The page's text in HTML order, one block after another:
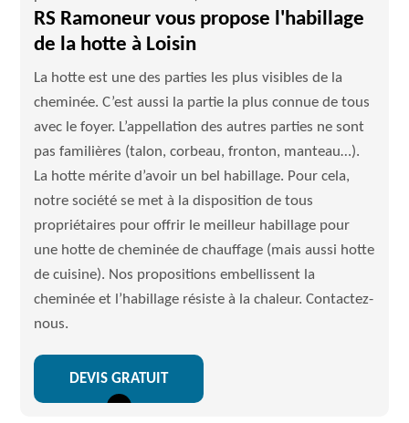
RS Ramoneur vous propose l'habillage
de la hotte à Loisin
La hotte est une des parties les plus visibles de la
cheminée. C’est aussi la partie la plus connue de tous
avec le foyer. L’appellation des autres parties ne sont
pas familières (talon, corbeau, fronton, manteau…).
La hotte mérite d’avoir un bel habillage. Pour cela,
notre société se met à la disposition de tous
propriétaires pour offrir le meilleur habillage pour
une hotte de cheminée de chauffage (mais aussi hotte
de cuisine). Nos propositions embellissent la
cheminée et l’habillage résiste à la chaleur. Contactez-
nous.
DEVIS GRATUIT